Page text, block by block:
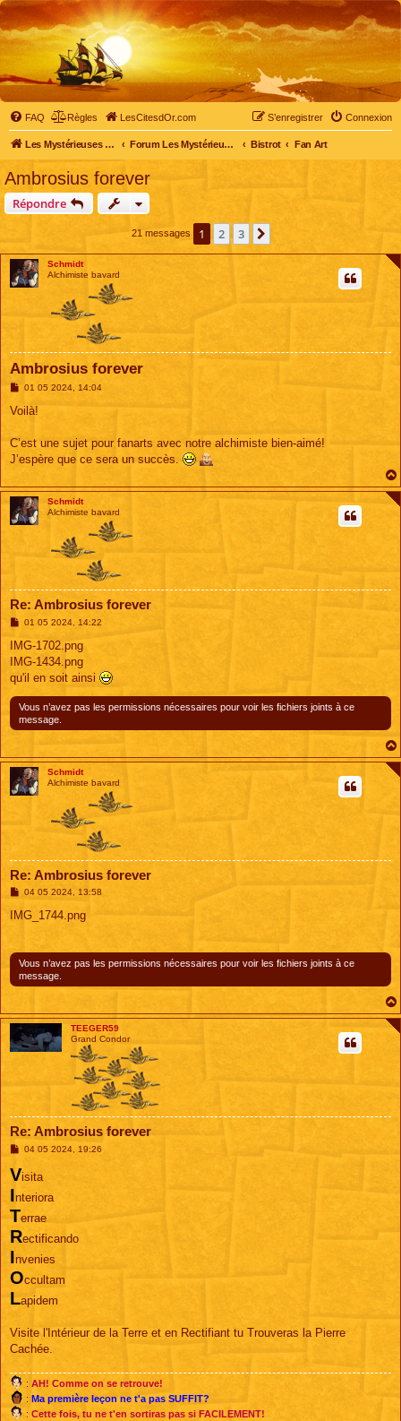
FAQ Règles LesCitesdOr.com Connexion
S’enregistrer
Les Mystérieuses Cités d'Or - LesCitesdOr.com Forum Les Mystérieuses Cités d'Or Bistrot Fan Art
Ambrosius forever
Répondre
21 messages 1 2 3
Schmidt
Alchimiste bavard
Ambrosius forever
M
s
g
01 05 2024, 14:04
Voilà!
C’est une sujet pour fanarts avec notre alchimiste bien-aimé!
J’espère que ce sera un succès.
Schmidt
Alchimiste bavard
Re: Ambrosius forever
M
s
a
g
01 05 2024, 14:22
IMG-1702.png
IMG-1434.png
qu'il en soit ainsi
Vous n’avez pas les permissions nécessaires pour voir les fichiers joints à ce
message.
Schmidt
Alchimiste bavard
Re: Ambrosius forever
M
s
e
04 05 2024, 13:58
IMG_1744.png
Vous n’avez pas les permissions nécessaires pour voir les fichiers joints à ce
message.
TEEGER59
Grand Condor
Re: Ambrosius forever
M
s
s
g
e
04 05 2024, 19:26
Visita
Interiora
Terrae
Rectificando
Invenies
Occultam
Lapidem
Visite l'Intérieur de la Terre et en Rectifiant tu Trouveras la Pierre
Cachée.
: AH! Comme on se retrouve!
: Ma première leçon ne t'a pas SUFFIT?
: Cette fois, tu ne t'en sortiras pas si FACILEMENT!